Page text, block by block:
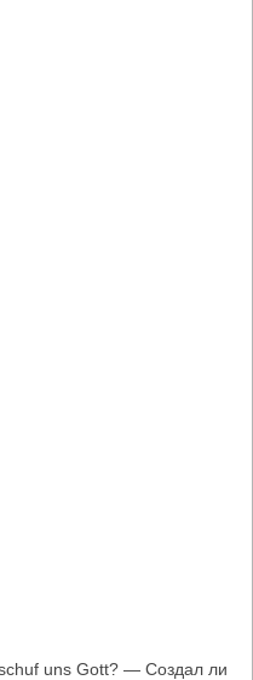
uns Gott? — Создал ли